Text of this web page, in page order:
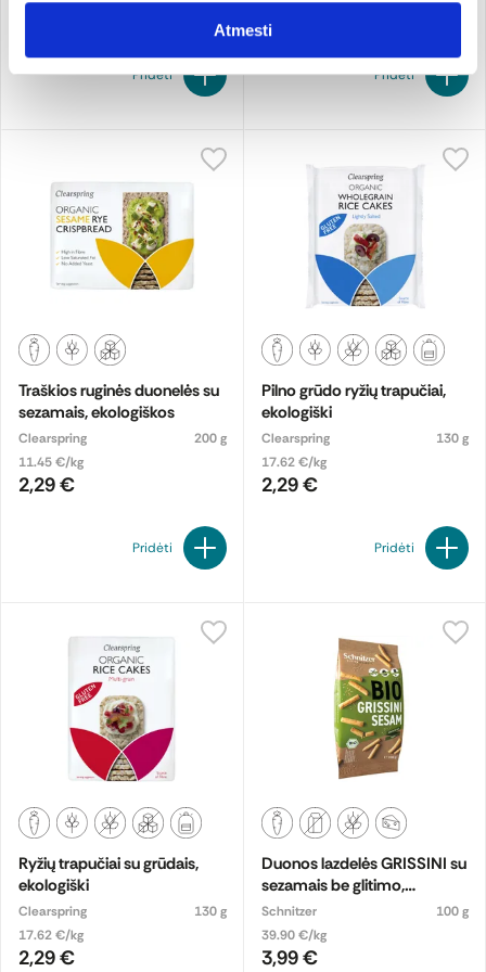
Atmesti
Pridėti
1,69 €
Pridėti
Traškios ruginės duonelės su
sezamais, ekologiškos
Clearspring
200 g
11.45 €/kg
2,29 €
Pridėti
Pilno grūdo ryžių trapučiai,
ekologiški
Clearspring
130 g
17.62 €/kg
2,29 €
Pridėti
Ryžių trapučiai su grūdais,
ekologiški
Clearspring
130 g
17.62 €/kg
2,29 €
Duonos lazdelės GRISSINI su
sezamais be glitimo,
ekologiškos
Schnitzer
100 g
39.90 €/kg
3,99 €